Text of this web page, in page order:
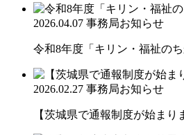
2026.04.07 事務局お知らせ
令和8年度「キリン・福祉の
2026.02.27 事務局お知らせ
【茨城県で通報制度が始まり